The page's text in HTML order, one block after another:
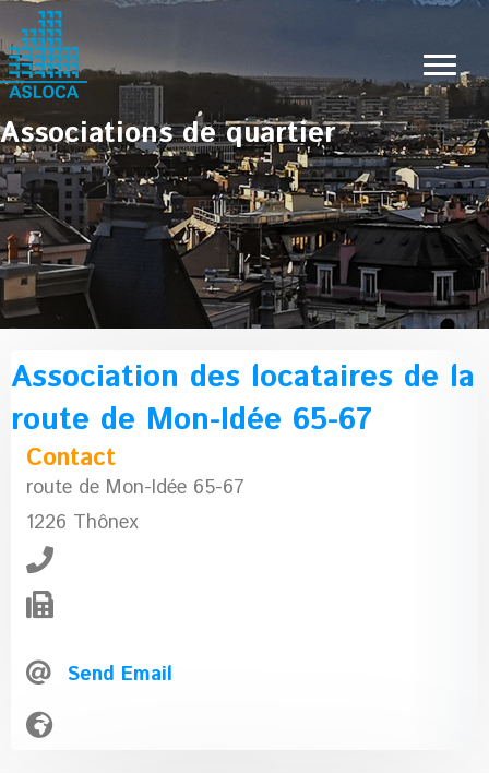
Associations de quartier
Association des locataires de la
route de Mon-Idée 65-67
Contact
route de Mon-Idée 65-67
1226 Thônex
Send Email